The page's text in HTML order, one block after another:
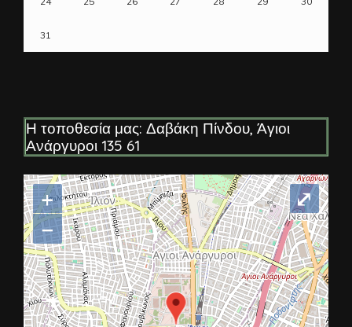
31
Η τοποθεσία μας: Δαβάκη Πίνδου, Άγιοι
Ανάργυροι 135 61
+
−
⤢